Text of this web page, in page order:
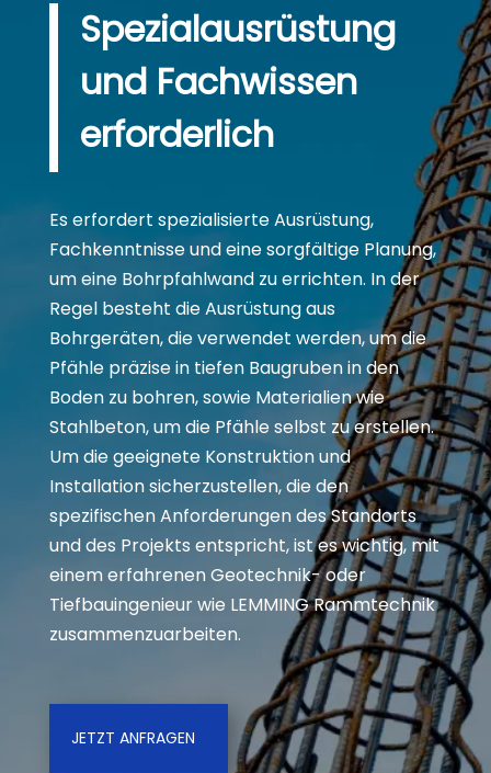
Spezialausrüstung
und Fachwissen
erforderlich
Es erfordert spezialisierte Ausrüstung,
Fachkenntnisse und eine sorgfältige Planung,
um eine Bohrpfahlwand zu errichten. In der
Regel besteht die Ausrüstung aus
Bohrgeräten, die verwendet werden, um die
Pfähle präzise in tiefen Baugruben in den
Boden zu bohren, sowie Materialien wie
Stahlbeton, um die Pfähle selbst zu erstellen.
Um die geeignete Konstruktion und
Installation sicherzustellen, die den
spezifischen Anforderungen des Standorts
und des Projekts entspricht, ist es wichtig, mit
einem erfahrenen Geotechnik- oder
Tiefbauingenieur wie LEMMING Rammtechnik
zusammenzuarbeiten.
JETZT ANFRAGEN